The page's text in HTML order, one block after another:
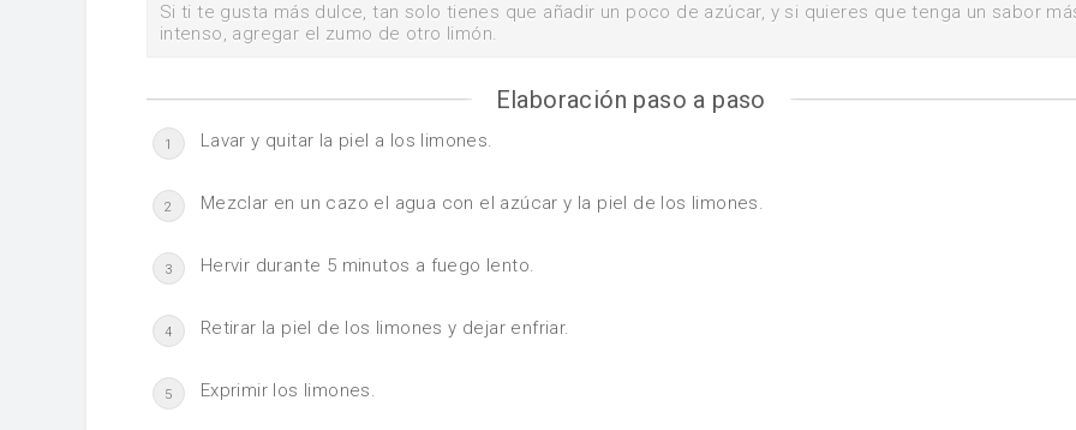
Si ti te gusta más dulce, tan solo tienes que añadir un poco de azúcar, y si quieres que tenga un sabor
intenso, agregar el zumo de otro limón.
Elaboración paso a paso
1 Lavar y quitar la piel a los limones.
2 Mezclar en un cazo el agua con el azúcar y la piel de los limones.
3 Hervir durante 5 minutos a fuego lento.
4 Retirar la piel de los limones y dejar enfriar.
5 Exprimir los limones.